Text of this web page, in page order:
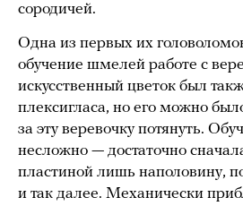
сородичей.
Одна из первых их
обучение шмелей работе с
искусственный цветок был
плексигласа, но его можно
за эту веревочку потянуть.
несложно — достаточно
пластиной лишь наполовину,
и так далее. Механически